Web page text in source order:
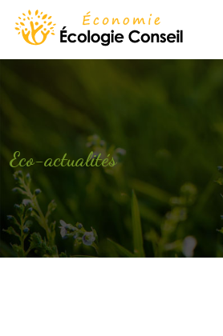
Eco-actualités